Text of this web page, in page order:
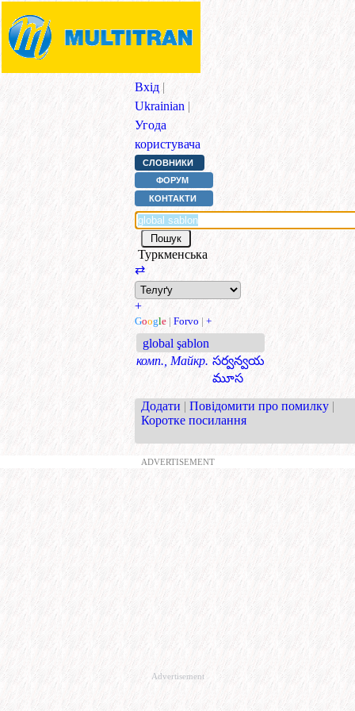
Вхід |
Ukrainian |
Угода
користувача
СЛОВНИКИ
ФОРУМ
КОНТАКТИ
Туркменська
⇄
+
Google | Forvo | +
global şablon
комп., Майкр. సర్వన్వయ
మూస
Додати | Повідомити про помилку |
Коротке посилання
ADVERTISEMENT
Advertisement